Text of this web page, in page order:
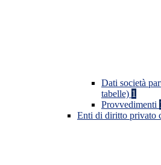
Dati società
tabelle) 1
Provvedimenti
Enti di diritto privato